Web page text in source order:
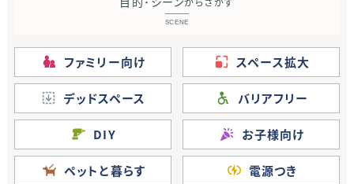
SCENE
ファミリー向け スペース拡大
デッドスペース バリアフリー
DIY お子様向け
ペットと暮らす 電源つき